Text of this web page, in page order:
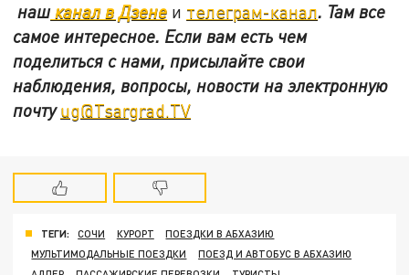
нашканал в Дзене и телеграм-канал. Там все
самое интересное. Если вам есть чем
поделиться с нами, присылайте свои
наблюдения, вопросы, новости на электронную
почтуug@Tsargrad.TV
ТЕГИ: СОЧИ КУРОРТ
ПОЕЗДКИ В АБХАЗИЮ
МУЛЬТИМОДАЛЬНЫЕ ПОЕЗДКИ
ПОЕЗД И АВТОБУС В АБХАЗИЮ